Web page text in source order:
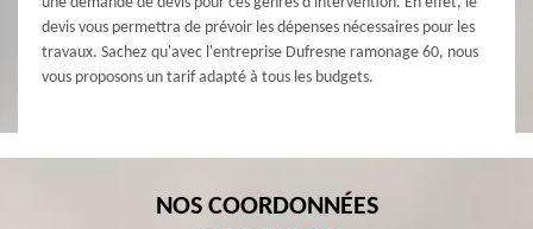
devis vous permettra de prévoir les dépenses nécessaires pour les
travaux. Sachez qu'avec l'entreprise Dufresne ramonage 60, nous
vous proposons un tarif adapté à tous les budgets.
NOS COORDONNÉES